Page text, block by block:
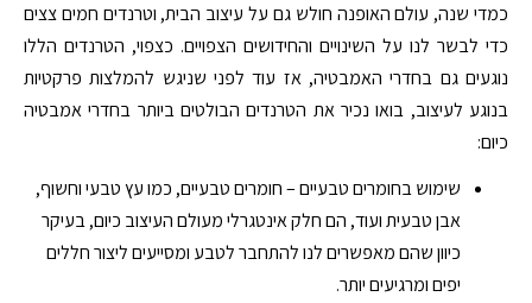
כמדי שנה, עולם האופנה חולש גם על עיצוב הבית, וטרנדים חמים צצים
כדי לבשר לנו על השינויים והחידושים הצפויים. כצפוי, הטרנדים הללו
נוגעים גם בחדרי האמבטיה, אז עוד לפני שניגש להמלצות פרקטיות
בנוגע לעיצוב, בואו נכיר את הטרנדים הבולטים ביותר בחדרי אמבטיה
כיום:
שימוש בחומרים טבעיים – חומרים טבעיים, כמו עץ טבעי וחשוף,
אבן טבעית ועוד, הם חלק אינטגרלי מעולם העיצוב כיום, בעיקר
כיוון שהם מאפשרים לנו להתחבר לטבע ומסייעים ליצור חללים
יפים ומרגיעים יותר.